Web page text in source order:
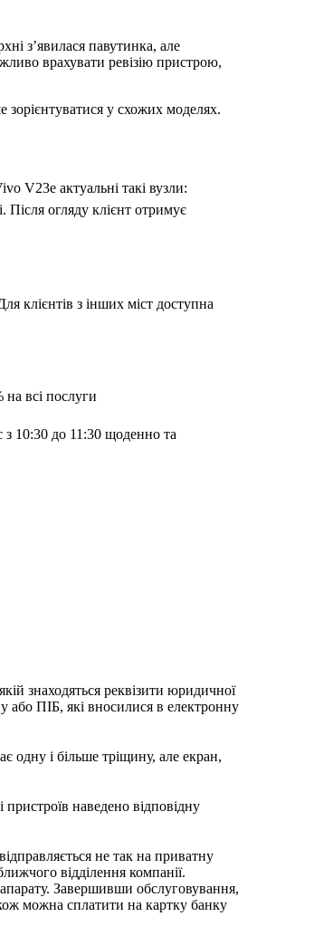
з’явилася павутинка, але
врахувати ревізію пристрою,
у схожих моделях.
V23e актуальні такі вузли:
Після огляду клієнт отримує
клієнтів з інших міст доступна
всі послуги
з 10:30 до 11:30 щоденно та
знаходяться реквізити юридичної
або ПІБ, які вносилися в електронну
одну і більше тріщину, але екран,
наведено відповідну
не так на приватну
відділення компанії.
Завершивши обслуговування,
можна сплатити на картку банку